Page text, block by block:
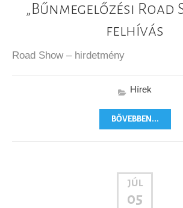
„Bűnmegelőzési Road
felhívás
Road Show – hirdetmény
Hírek
BŐVEBBEN...
JÚL
05